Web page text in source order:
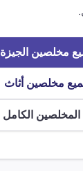
مخلصين الجيزة
مخلصين أثاث
المخلصين الكامل